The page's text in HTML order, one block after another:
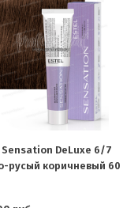
Sensation DeLuxe 6/7
русый коричневый 60